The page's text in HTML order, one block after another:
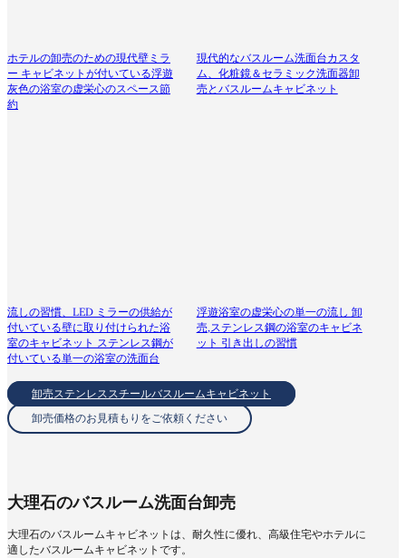
ホテルの卸売のための現代壁ミラ
ー キャビネットが付いている浮遊
灰色の浴室の虚栄心のスペース節
約
現代的なバスルーム洗面台カスタ
ム、化粧鏡＆セラミック洗面器卸
売とバスルームキャビネット
流しの習慣、LED ミラーの供給が
付いている壁に取り付けられた浴
室のキャビネット ステンレス鋼が
付いている単一の浴室の洗面台
浮遊浴室の虚栄心の単一の流し 卸
売,ステンレス鋼の浴室のキャビネ
ット 引き出しの習慣
卸売ステンレススチールバスルームキャビネット
卸売価格のお見積もりをご依頼ください
大理石のバスルーム洗面台卸売
大理石のバスルームキャビネットは、耐久性に優れ、高級住宅やホテルに
適したバスルームキャビネットです。